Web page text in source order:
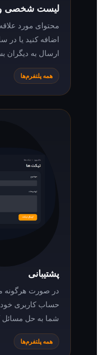
لیست شخصی و عمومی
محتوای مورد علاقه‌تان را
اضافه کنید یا در سایت،
ارسال به دیگران بسازید.
همه پلتفرم‌ها
در صورت هرگونه مشکل یا
حساب کاربری خود تیکت
شما به حل مسائل کمک کنیم.
همه پلتفرم‌ها